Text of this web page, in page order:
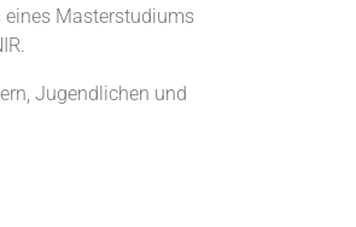
Masterstudiums
Jugendlichen und